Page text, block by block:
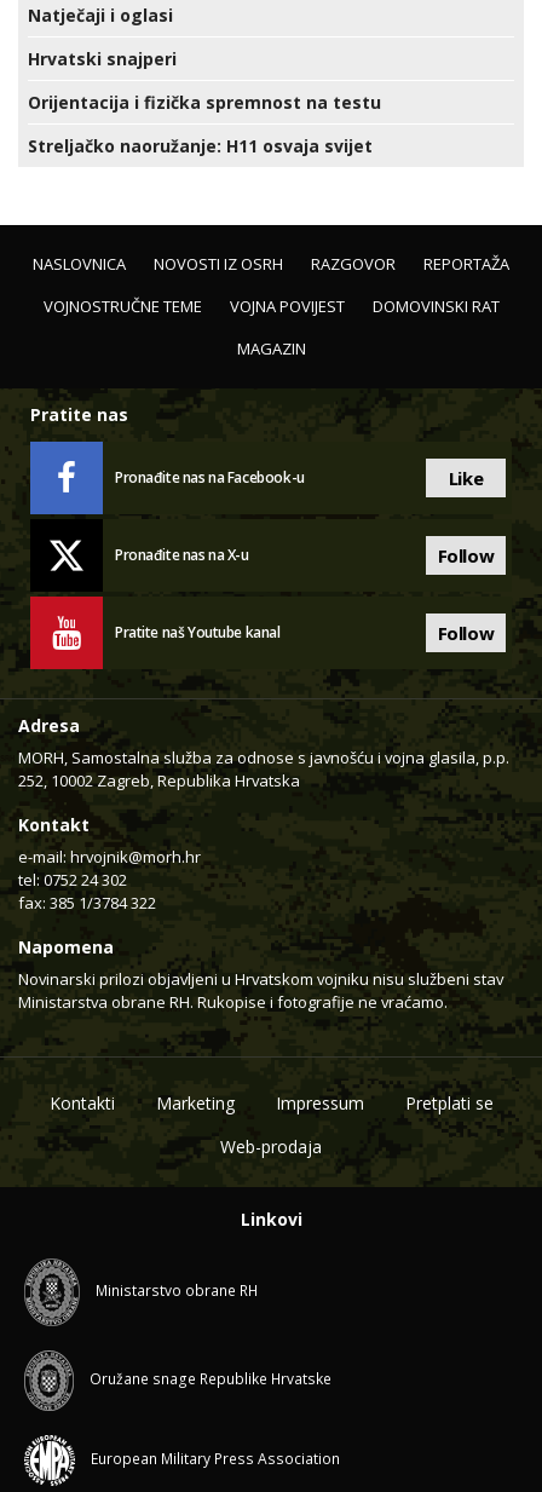
Natječaji i oglasi
Hrvatski snajperi
Orijentacija i fizička spremnost na testu
Streljačko naoružanje: H11 osvaja svijet
NASLOVNICA NOVOSTI IZ OSRH RAZGOVOR
REPORTAŽA
VOJNOSTRUČNE TEME
VOJNA POVIJEST
DOMOVINSKI RAT
MAGAZIN
Pratite nas
Pronađite nas na Facebook-u Like
Pronađite nas na X-u Follow
Pratite naš Youtube kanal Follow
Adresa
MORH, Samostalna služba za odnose s javnošću i vojna glasila, p.p.
252, 10002 Zagreb, Republika Hrvatska
Kontakt
e-mail: hrvojnik@morh.hr
tel: 0752 24 302
fax: 385 1/3784 322
Napomena
Novinarski prilozi objavljeni u Hrvatskom vojniku nisu službeni stav
Ministarstva obrane RH. Rukopise i fotografije ne vraćamo.
Kontakti Marketing Impressum
Pretplati se
Web-prodaja
Linkovi
Ministarstvo obrane RH
Oružane snage Republike Hrvatske
European Military Press Association